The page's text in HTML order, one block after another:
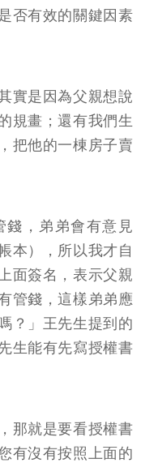
否有效的關鍵因素
實是因為父親想說
規畫；還有我們生
把他的一棟房子賣
錢，弟弟會有意見
本），所以我才自
面簽名，表示父親
管錢，這樣弟弟應
？」王先生提到的
生能有先寫授權書
那就是要看授權書
有沒有按照上面的